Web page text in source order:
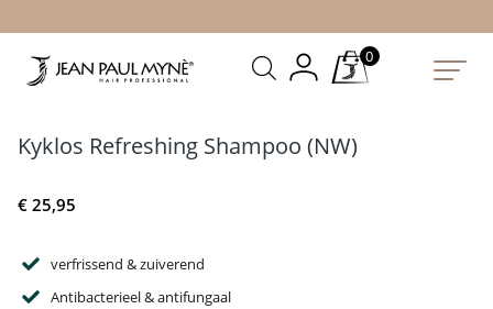
0
Kyklos Refreshing Shampoo (NW)
€ 25,95
verfrissend & zuiverend
Antibacterieel & antifungaal